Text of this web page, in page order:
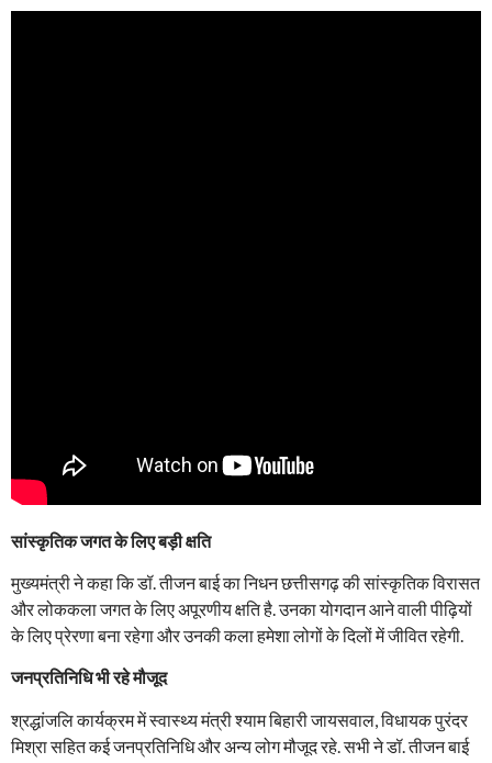
सांस्कृतिक जगत के लिए बड़ी क्षति
मुख्यमंत्री ने कहा कि डॉ. तीजन बाई का निधन छत्तीसगढ़ की सांस्कृतिक विरासत
और लोककला जगत के लिए अपूरणीय क्षति है. उनका योगदान आने वाली पीढ़ियों
के लिए प्रेरणा बना रहेगा और उनकी कला हमेशा लोगों के दिलों में जीवित रहेगी.
जनप्रतिनिधि भी रहे मौजूद
श्रद्धांजलि कार्यक्रम में स्वास्थ्य मंत्री श्याम बिहारी जायसवाल, विधायक पुरंदर
मिश्रा सहित कई जनप्रतिनिधि और अन्य लोग मौजूद रहे. सभी ने डॉ. तीजन बाई